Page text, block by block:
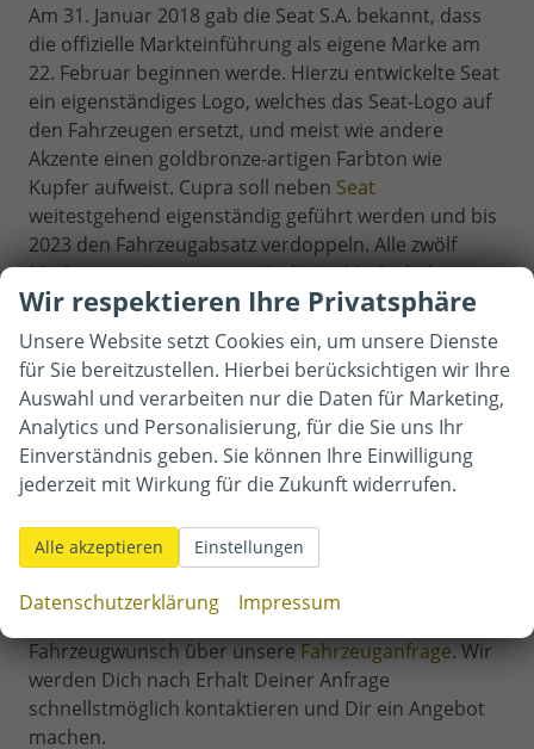
Am 31. Januar 2018 gab die Seat S.A. bekannt, dass
die offizielle Markteinführung als eigene Marke am
22. Februar beginnen werde. Hierzu entwickelte Seat
ein eigenständiges Logo, welches das Seat-Logo auf
den Fahrzeugen ersetzt, und meist wie andere
Akzente einen goldbronze-artigen Farbton wie
Kupfer aufweist. Cupra soll neben Seat
weitestgehend eigenständig geführt werden und bis
2023 den Fahrzeugabsatz verdoppeln. Alle zwölf
Marken operieren eigenständig im Markt, haben
jedoch ein gemeinsames Ziel: Mobilität. Dasselbe Ziel
haben auch wir bei Autohaus Mittermüller, das
passende Auto für Dich und das zu einem
großartigen Preis! Vielleicht findest du direkt den
passenden
Cupra Ateca Reimport oder den
Cupra
Formentor als EU-Neuwagen in unserem
Fahrzeugangebot.
Cupra Wunschfahrzeug nicht gefunden?
Du hast Dein Wunschmodell von Cupra nicht in
unserem Fahrzeugangebot gefunden? Dann sende
uns doch einfach Deinen persönlichen
Fahrzeugwunsch über unsereFahrzeuganfrage. Wir
werden Dich nach Erhalt Deiner Anfrage
schnellstmöglich kontaktieren und Dir ein Angebot
machen.
Wir respektieren Ihre Privatsphäre
Unsere Website setzt Cookies ein, um unsere Dienste
für Sie bereitzustellen. Hierbei berücksichtigen wir Ihre
Auswahl und verarbeiten nur die Daten für Marketing,
Analytics und Personalisierung, für die Sie uns Ihr
Einverständnis geben. Sie können Ihre Einwilligung
jederzeit mit Wirkung für die Zukunft widerrufen.
Alle akzeptieren Einstellungen
Datenschutzerklärung Impressum